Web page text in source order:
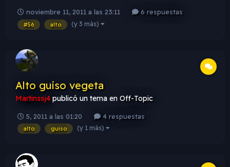
noviembre 11, 2011 a las 23:11 6 respuestas
#56 alto (y 3 más)
Alto guiso vegeta
Martinssj4 publicó un tema en Off-Topic
5, 2011 a las 01:20 4 respuestas
alto guiso (y 1 más)